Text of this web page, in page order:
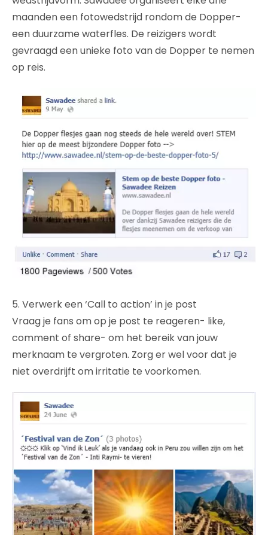
maanden een fotowedstrijd rondom de Dopper-
een duurzame waterfles. De reizigers wordt
gevraagd een unieke foto van de Dopper te nemen
op reis.
5. Verwerk een ‘Call to action’ in je post
Vraag je fans om op je post te reageren- like,
comment of share- om het bereik van jouw
merknaam te vergroten. Zorg er wel voor dat je
niet overdrijft om irritatie te voorkomen.